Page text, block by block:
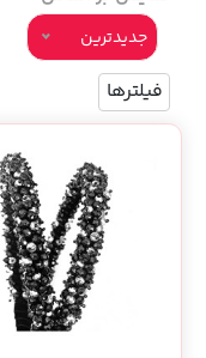
جدیدترین
فیلترها